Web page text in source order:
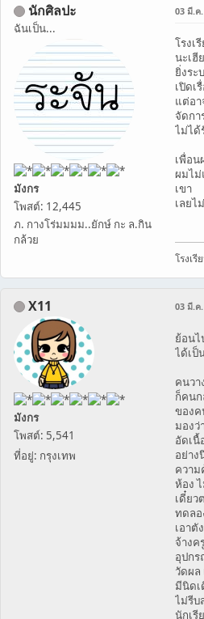
นักศิลปะ
ฉันเป็น...
มังกร
โพสต์: 12,445
ภ. กางโร่มมมม..ยักษ์ กะ ล.กิน
กล้วย
03 มี.ค
โรงเ
นะเฮี
ยิ่งระ
เปิดเ
แต่อา
จัดกา
ไม่ได้
เพื่อน
ผมไม่
เขา
เลยไ
โรงเ
X11
มังกร
โพสต์: 5,541
ที่อยู่: กรุงเทพ
03 มี.ค
ย้อน
ได้เป็
คนว
ก็คน
ของค
มองว่
อัดเนื้
อย่า
ความ
ห้อง
เดี๋ยว
ทดลอ
เอาตั
จ้างค
อุปกร
วัดผล
มีนิดเ
ไม่รีบ
นักเรี